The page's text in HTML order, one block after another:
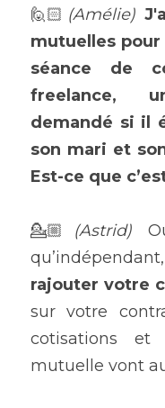
🙋🏻 (Amélie)
mutuelles
séance de
freelance,
demandé si il
son mari et
Est-ce que
💁🏼 (Astrid)
rajouter votre
sur votre
cotisations
mutuelle vont